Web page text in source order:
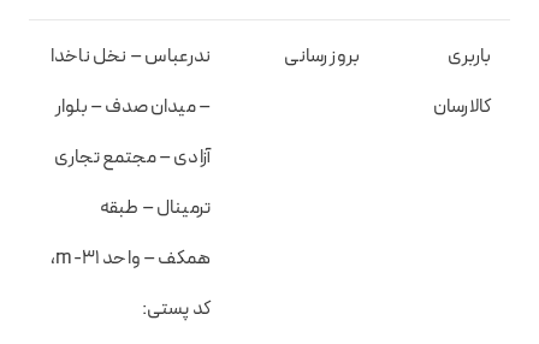
باربری
کالارسان
بروز رسانی
ندرعباس – نخل ناخدا
– میدان صدف – بلوار
آزادی – مجتمع تجاری
ترمینال – طبقه
همکف – واحد m-31،
کد پستی: